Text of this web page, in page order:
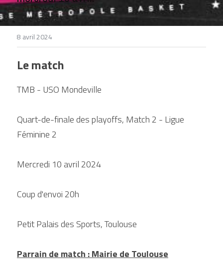
DEVENIR BÉNÉVOLE
8 avril 2024
Le match
TMB - USO Mondeville
Quart-de-finale des playoffs, Match 2 - Ligue
Féminine 2
Mercredi 10 avril 2024
Coup d'envoi 20h
Petit Palais des Sports, Toulouse
Parrain de match : Mairie de Toulouse